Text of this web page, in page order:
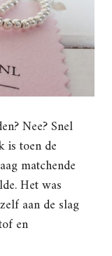
Nee? Snel
is toen de
matchende
Het was
aan de slag
en